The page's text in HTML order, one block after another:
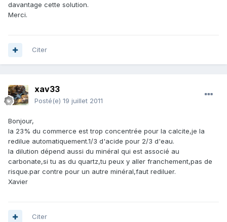
davantage cette solution.
Merci.
Citer
xav33
Posté(e) 19 juillet 2011
Bonjour,
la 23% du commerce est trop concentrée pour la calcite,je la
redilue automatiquement.1/3 d'acide pour 2/3 d'eau.
la dilution dépend aussi du minéral qui est associé au
carbonate,si tu as du quartz,tu peux y aller franchement,pas de
risque.par contre pour un autre minéral,faut rediluer.
Xavier
Citer